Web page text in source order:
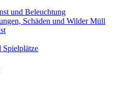
und Beleuchtung
Schäden und Wilder Müll
Spielplätze